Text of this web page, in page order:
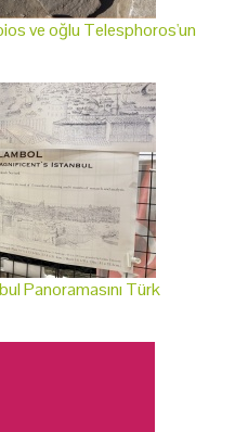
ve oğlu Telesphoros'un
Panoramasını Türk